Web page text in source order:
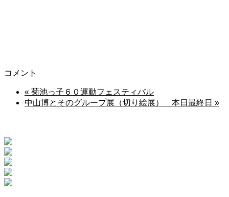
コメント
« 菊池っ子６０運動フェスティバル
中山博とそのグループ展（切り絵展） 本日最終日 »